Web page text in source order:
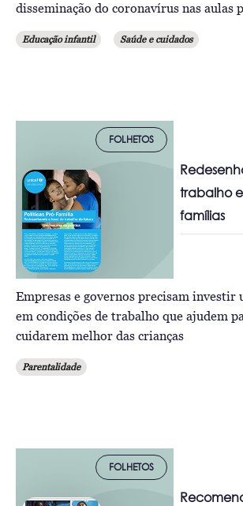
disseminação do coronavírus nas aulas
Educação infantil Saúde e cuidados
FOLHETOS
trabalho
famílias
Empresas e governos precisam investir
em condições de trabalho que ajudem
cuidarem melhor das crianças
Parentalidade
FOLHETOS